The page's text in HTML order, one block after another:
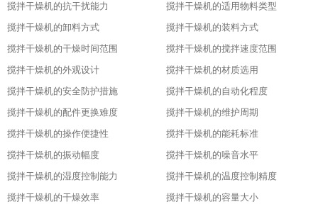
搅拌干燥机的抗干扰能力
搅拌干燥机的适用物料类型
搅拌干燥机的卸料方式
搅拌干燥机的装料方式
搅拌干燥机的干燥时间范围
搅拌干燥机的搅拌速度范围
搅拌干燥机的外观设计
搅拌干燥机的材质选用
搅拌干燥机的安全防护措施
搅拌干燥机的自动化程度
搅拌干燥机的配件更换难度
搅拌干燥机的维护周期
搅拌干燥机的操作便捷性
搅拌干燥机的能耗标准
搅拌干燥机的振动幅度
搅拌干燥机的噪音水平
搅拌干燥机的湿度控制能力
搅拌干燥机的温度控制精度
搅拌干燥机的干燥效率
搅拌干燥机的容量大小